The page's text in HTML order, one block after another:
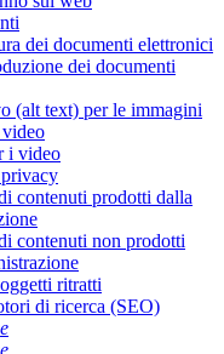
dei documenti elettronici
dei documenti
(alt text) per le immagini
i video
contenuti prodotti dalla
contenuti non prodotti
ritratti
di ricerca (SEO)